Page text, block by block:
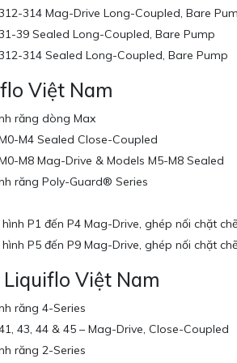
314 Mag-Drive Long-Coupled, Bare
39 Sealed Long-Coupled, Bare Pump
314 Sealed Long-Coupled, Bare Pump
Việt Nam
răng dòng Max
M4 Sealed Close-Coupled
M8 Mag-Drive & Models M5-M8 Sealed
răng Poly-Guard® Series
P1 đến P4 Mag-Drive, ghép nối chặt chẽ
P5 đến P9 Mag-Drive, ghép nối chặt chẽ
Liquiflo Việt Nam
răng 4-Series
43, 44 & 45 – Mag-Drive, Close-Coupled
răng 2-Series